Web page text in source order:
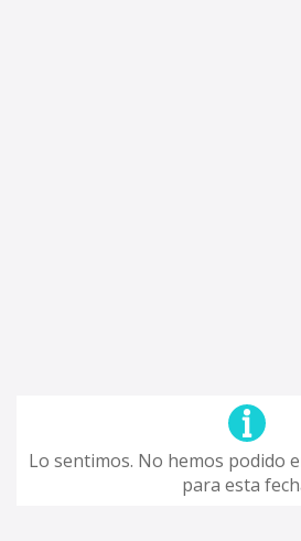
Lo sentimos. No hemos podido
para esta